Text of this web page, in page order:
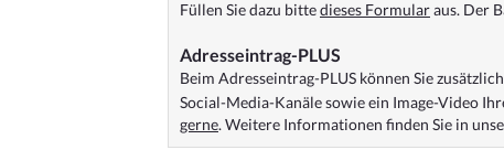
Füllen Sie dazu bittedieses Formularaus. Der
Adresseintrag-PLUS
Beim Adresseintrag-PLUS können Sie
Social-Media-Kanäle sowie ein Image-Video
gerne. Weitere Informationen finden Sie in